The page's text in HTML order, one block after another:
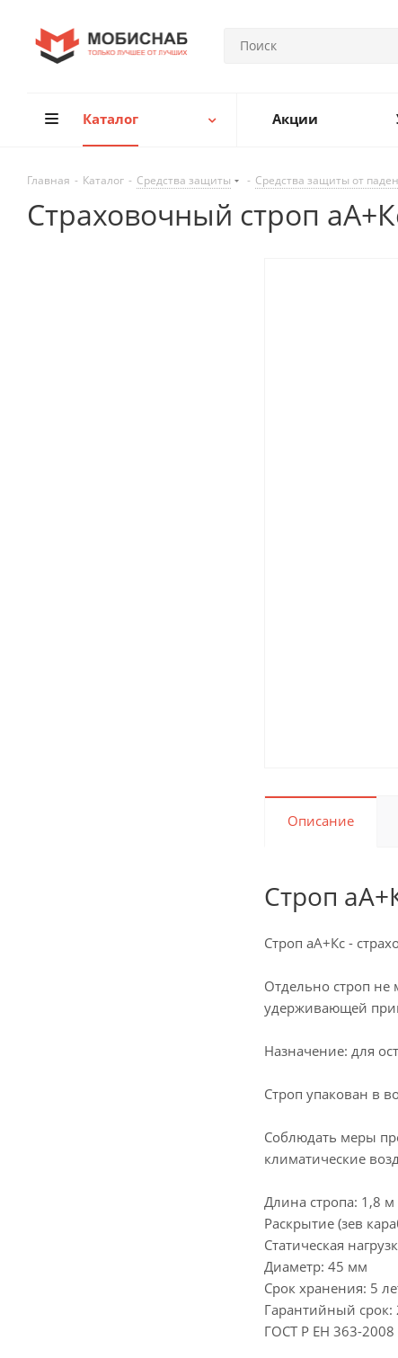
Каталог Акции
Главная - Каталог - Средства защиты - Средства защиты от
Страховочный строп
Описание
Строп
Строп аА+Кс -
Отдельно строп не
удерживающей
Назначение: для
Строп упакован в
Соблюдать меры
климатические
Длина стропа: 1,8
Раскрытие (зев
Статическая
Диаметр: 45 мм
Срок хранения: 5
Гарантийный срок:
ГОСТ Р ЕН 363-2008